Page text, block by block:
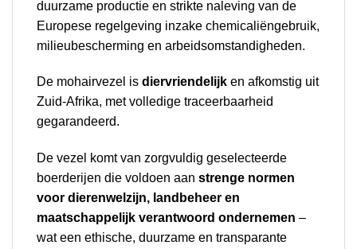
duurzame productie en strikte naleving van de
Europese regelgeving inzake chemicaliëngebruik,
milieubescherming en arbeidsomstandigheden.
De mohairvezel is diervriendelijk en afkomstig uit
Zuid-Afrika, met volledige traceerbaarheid
gegarandeerd.
De vezel komt van zorgvuldig geselecteerde
boerderijen die voldoen aan strenge normen
voor dierenwelzijn, landbeheer en
maatschappelijk verantwoord ondernemen –
wat een ethische, duurzame en transparante